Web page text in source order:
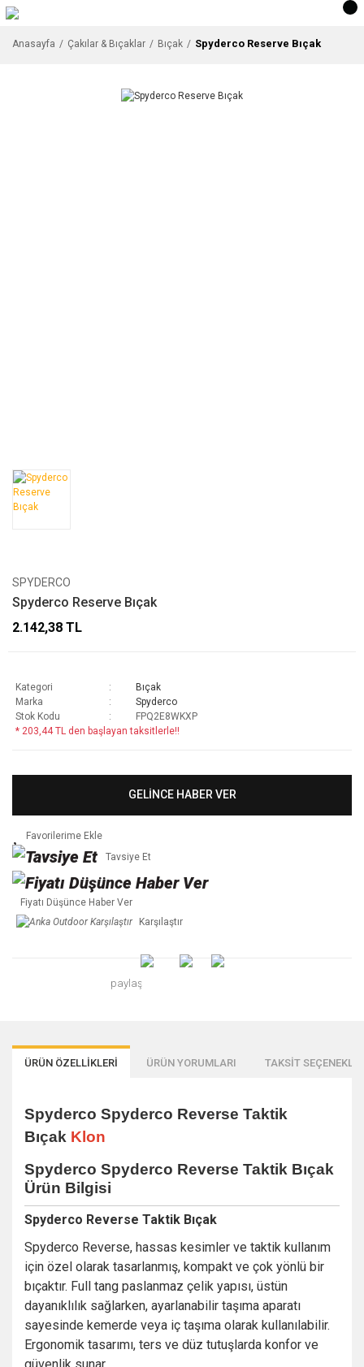
Anasayfa Çakılar & Bıçaklar Bıçak Spyderco Reserve Bıçak
SPYDERCO
Spyderco Reserve Bıçak
2.142,38 TL
Kategori
Bıçak
Marka
Spyderco
Stok Kodu
FPQ2E8WKXP
* 203,44 TL den başlayan taksitlerle!!
GELİNCE HABER VER
Tavsiye Et
Fiyatı Düşünce Haber Ver
Karşılaştır
paylaş
ÜRÜN ÖZELLİKLERİ ÜRÜN YORUMLARI TAKSİT
Spyderco Spyderco Reverse Taktik
Bıçak Klon
Spyderco Spyderco Reverse Taktik Bıçak
Ürün Bilgisi
Spyderco Reverse Taktik Bıçak
Spyderco Reverse, hassas kesimler ve taktik kullanım
için özel olarak tasarlanmış, kompakt ve çok yönlü bir
bıçaktır. Full tang paslanmaz çelik yapısı, üstün
dayanıklılık sağlarken, ayarlanabilir taşıma aparatı
sayesinde kemerde veya iç taşıma olarak kullanılabilir.
Ergonomik tasarımı, ters ve düz tutuşlarda konfor ve